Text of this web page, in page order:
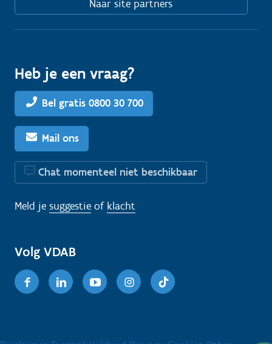
Naar site partners
Heb je een vraag?
Bel gratis 0800 30 700
Mail ons
Chat momenteel niet beschikbaar
Meld je suggestie of klacht
Volg VDAB
FacebookLinkedinYoutubeInstagram